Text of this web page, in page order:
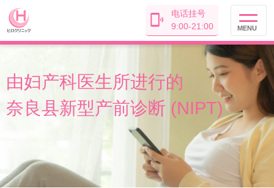
电话挂号
9:00-21:00
MENU
由妇产科医生所进行的
奈良县新型产前诊断 (NIPT)